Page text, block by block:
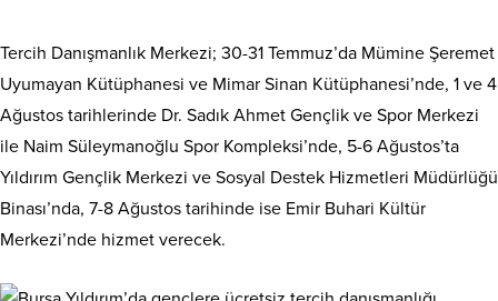
Tercih Danışmanlık Merkezi; 30-31 Temmuz’da Mümine Şeremet
Uyumayan Kütüphanesi ve Mimar Sinan Kütüphanesi’nde, 1 ve 4
Ağustos tarihlerinde Dr. Sadık Ahmet Gençlik ve Spor Merkezi
ile Naim Süleymanoğlu Spor Kompleksi’nde, 5-6 Ağustos’ta
Yıldırım Gençlik Merkezi ve Sosyal Destek Hizmetleri Müdürlüğü
Binası’nda, 7-8 Ağustos tarihinde ise Emir Buhari Kültür
Merkezi’nde hizmet verecek.